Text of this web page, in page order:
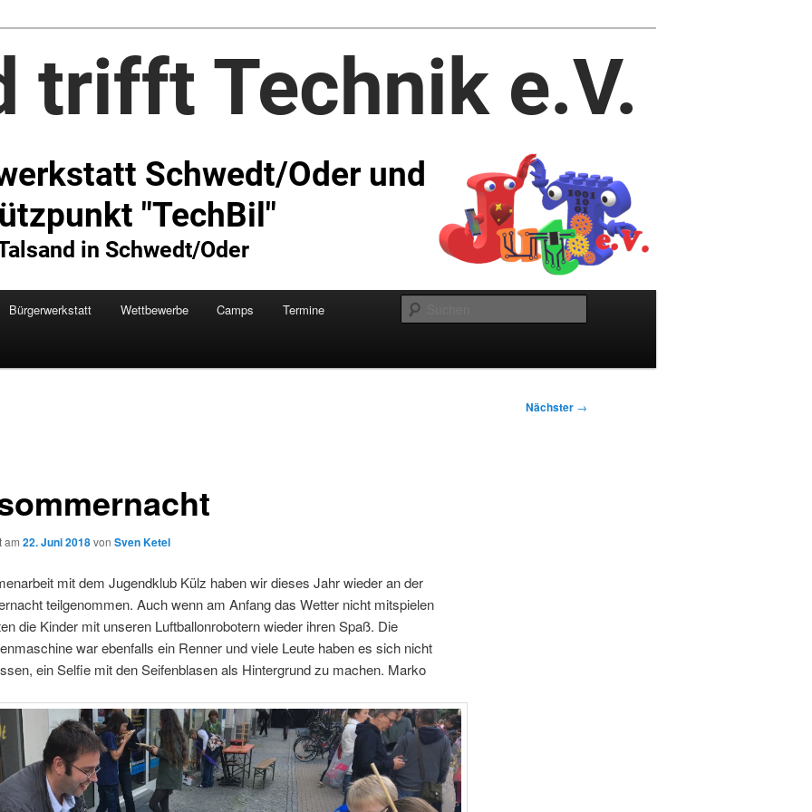
e.V.
Bürgerwerkstatt Wettbewerbe Camps Termine
Nächster →
am 22. Juni 2018von Sven Ketel
mit dem Jugendklub Külz haben wir dieses Jahr wieder an der
teilgenommen. Auch wenn am Anfang das Wetter nicht mitspielen
die Kinder mit unseren Luftballonrobotern wieder ihren Spaß. Die
war ebenfalls ein Renner und viele Leute haben es sich nicht
ein Selfie mit den Seifenblasen als Hintergrund zu machen. Marko